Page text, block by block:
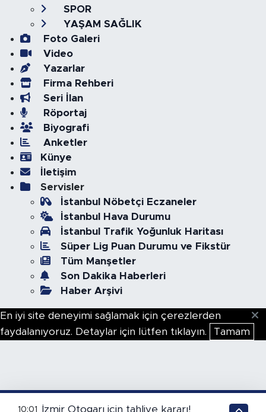
SPOR
YAŞAM SAĞLIK
Foto Galeri
Video
Yazarlar
Firma Rehberi
Seri İlan
Röportaj
Biyografi
Anketler
Künye
İletişim
Servisler
İstanbul Nöbetçi Eczaneler
İstanbul Hava Durumu
İstanbul Trafik Yoğunluk Haritası
Süper Lig Puan Durumu ve Fikstür
Tüm Manşetler
Son Dakika Haberleri
Haber Arşivi
En iyi site deneyimi sağlamak için çerezlerden
faydalanıyoruz. Detaylar için lütfen tıklayın.
Tamam
10:01 İzmir Otogarı için tahliye kararı!